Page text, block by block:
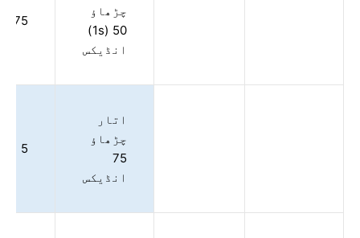
چڑھاؤ
50 (1s)
انڈیکس
3.75
اتار
چڑھاؤ
75
انڈیکس
5